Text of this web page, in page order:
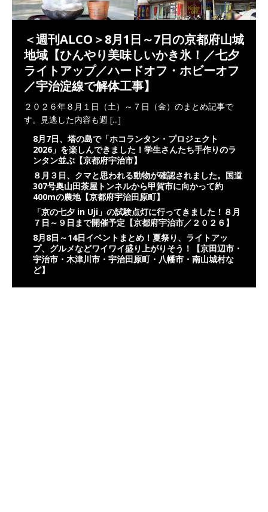
＜週刊ALCO＞8月1日～7日の京都府山城
地域【ひんやり美味しいかき氷！／七夕
ライトアップ／ハードオフ・ホビーオフ
／宇治淀線で解体工事】
２０２６年８月１日（土）～７日（金）のまとめ記事で
す。見逃した内容も週 [...]
8月7日、塔の島で「ホコランタン・プロジェクト
2026」を楽しんできました！学生さんたち手作りのラ
ンタン並ぶ【京都府宇治市】
８月３日、クマと思われる動物が確認されました。国道
307号奥山田茶屋トンネルから甲賀市に向かって約
400mの農地【京都府宇治田原町】
「京の七夕 in Uji」の試験点灯に行ってきました！８月
７日～９日まで開催予定【京都府宇治市／２０２６】
8月8日～14日イベントまとめ！夏祭り、ライトアッ
プ、グルメなどワイワイ盛り上がりそう！【京田辺市・
宇治市・木津川市・宇治田原町・八幡市・南山城村な
ど】